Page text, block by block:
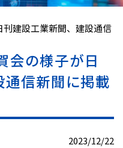
建設工業新聞、建設通信
会の様子が日
通信新聞に掲載
2023/12/22